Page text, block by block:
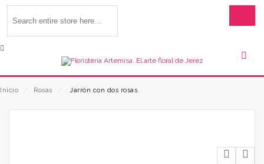
Inicio Rosas Jarrón con dos rosas